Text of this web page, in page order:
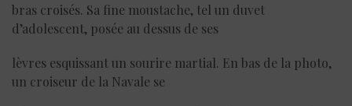
bras croisés. Sa fine moustache, tel un duvet
d’adolescent, posée au dessus de ses
lèvres esquissant un sourire martial. En bas de la photo,
un croiseur de la Navale se